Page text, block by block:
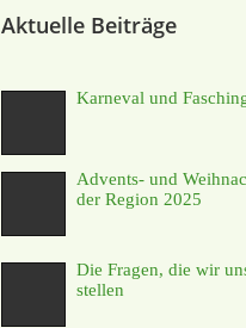
Aktuelle Beiträge
Karneval und
Advents- und
der Region 2025
Die Fragen, die wir
stellen